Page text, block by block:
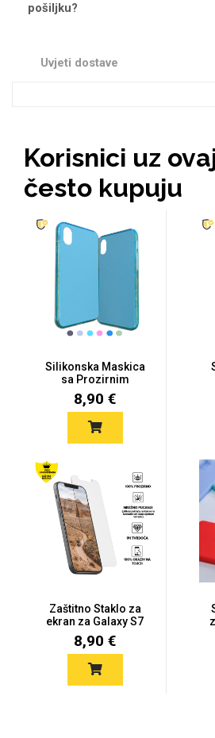
pošiljku?
Uvjeti dostave
Korisnici uz
često kupuju
Silikonska Maskica
sa Prozirnim
Rubovima za Ga...
8,90 €
Zaštitno Staklo za
ekran za Galaxy S7
edge (2D...
8,90 €
Doodles
Monogrami
Za njega
Svijet životinja Auto -
Mandale / Cvjetni
Citati